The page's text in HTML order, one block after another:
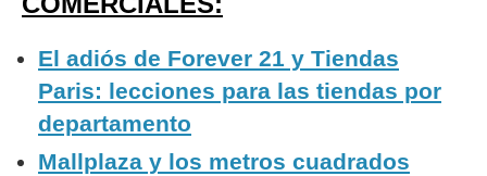
El adiós de Forever 21 y Tiendas
Paris: lecciones para las tiendas por
departamento
Mallplaza y los metros cuadrados